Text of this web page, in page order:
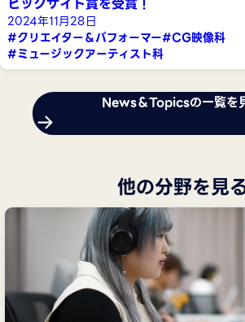
2024年11月28日
#クリエイター＆パフォーマー#CG映像科
#ミュージックアーティスト科
News＆Topicsの一覧を
他の分野を見